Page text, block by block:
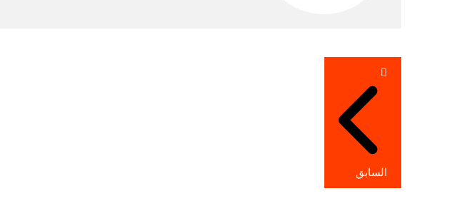
تصفّح
المقالات
السابق